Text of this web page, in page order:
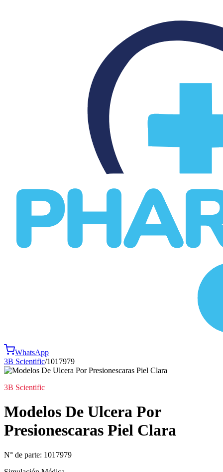
WhatsApp
3B Scientific/1017979
3B Scientific
Modelos De Ulcera Por
Presionescaras Piel Clara
N° de parte: 1017979